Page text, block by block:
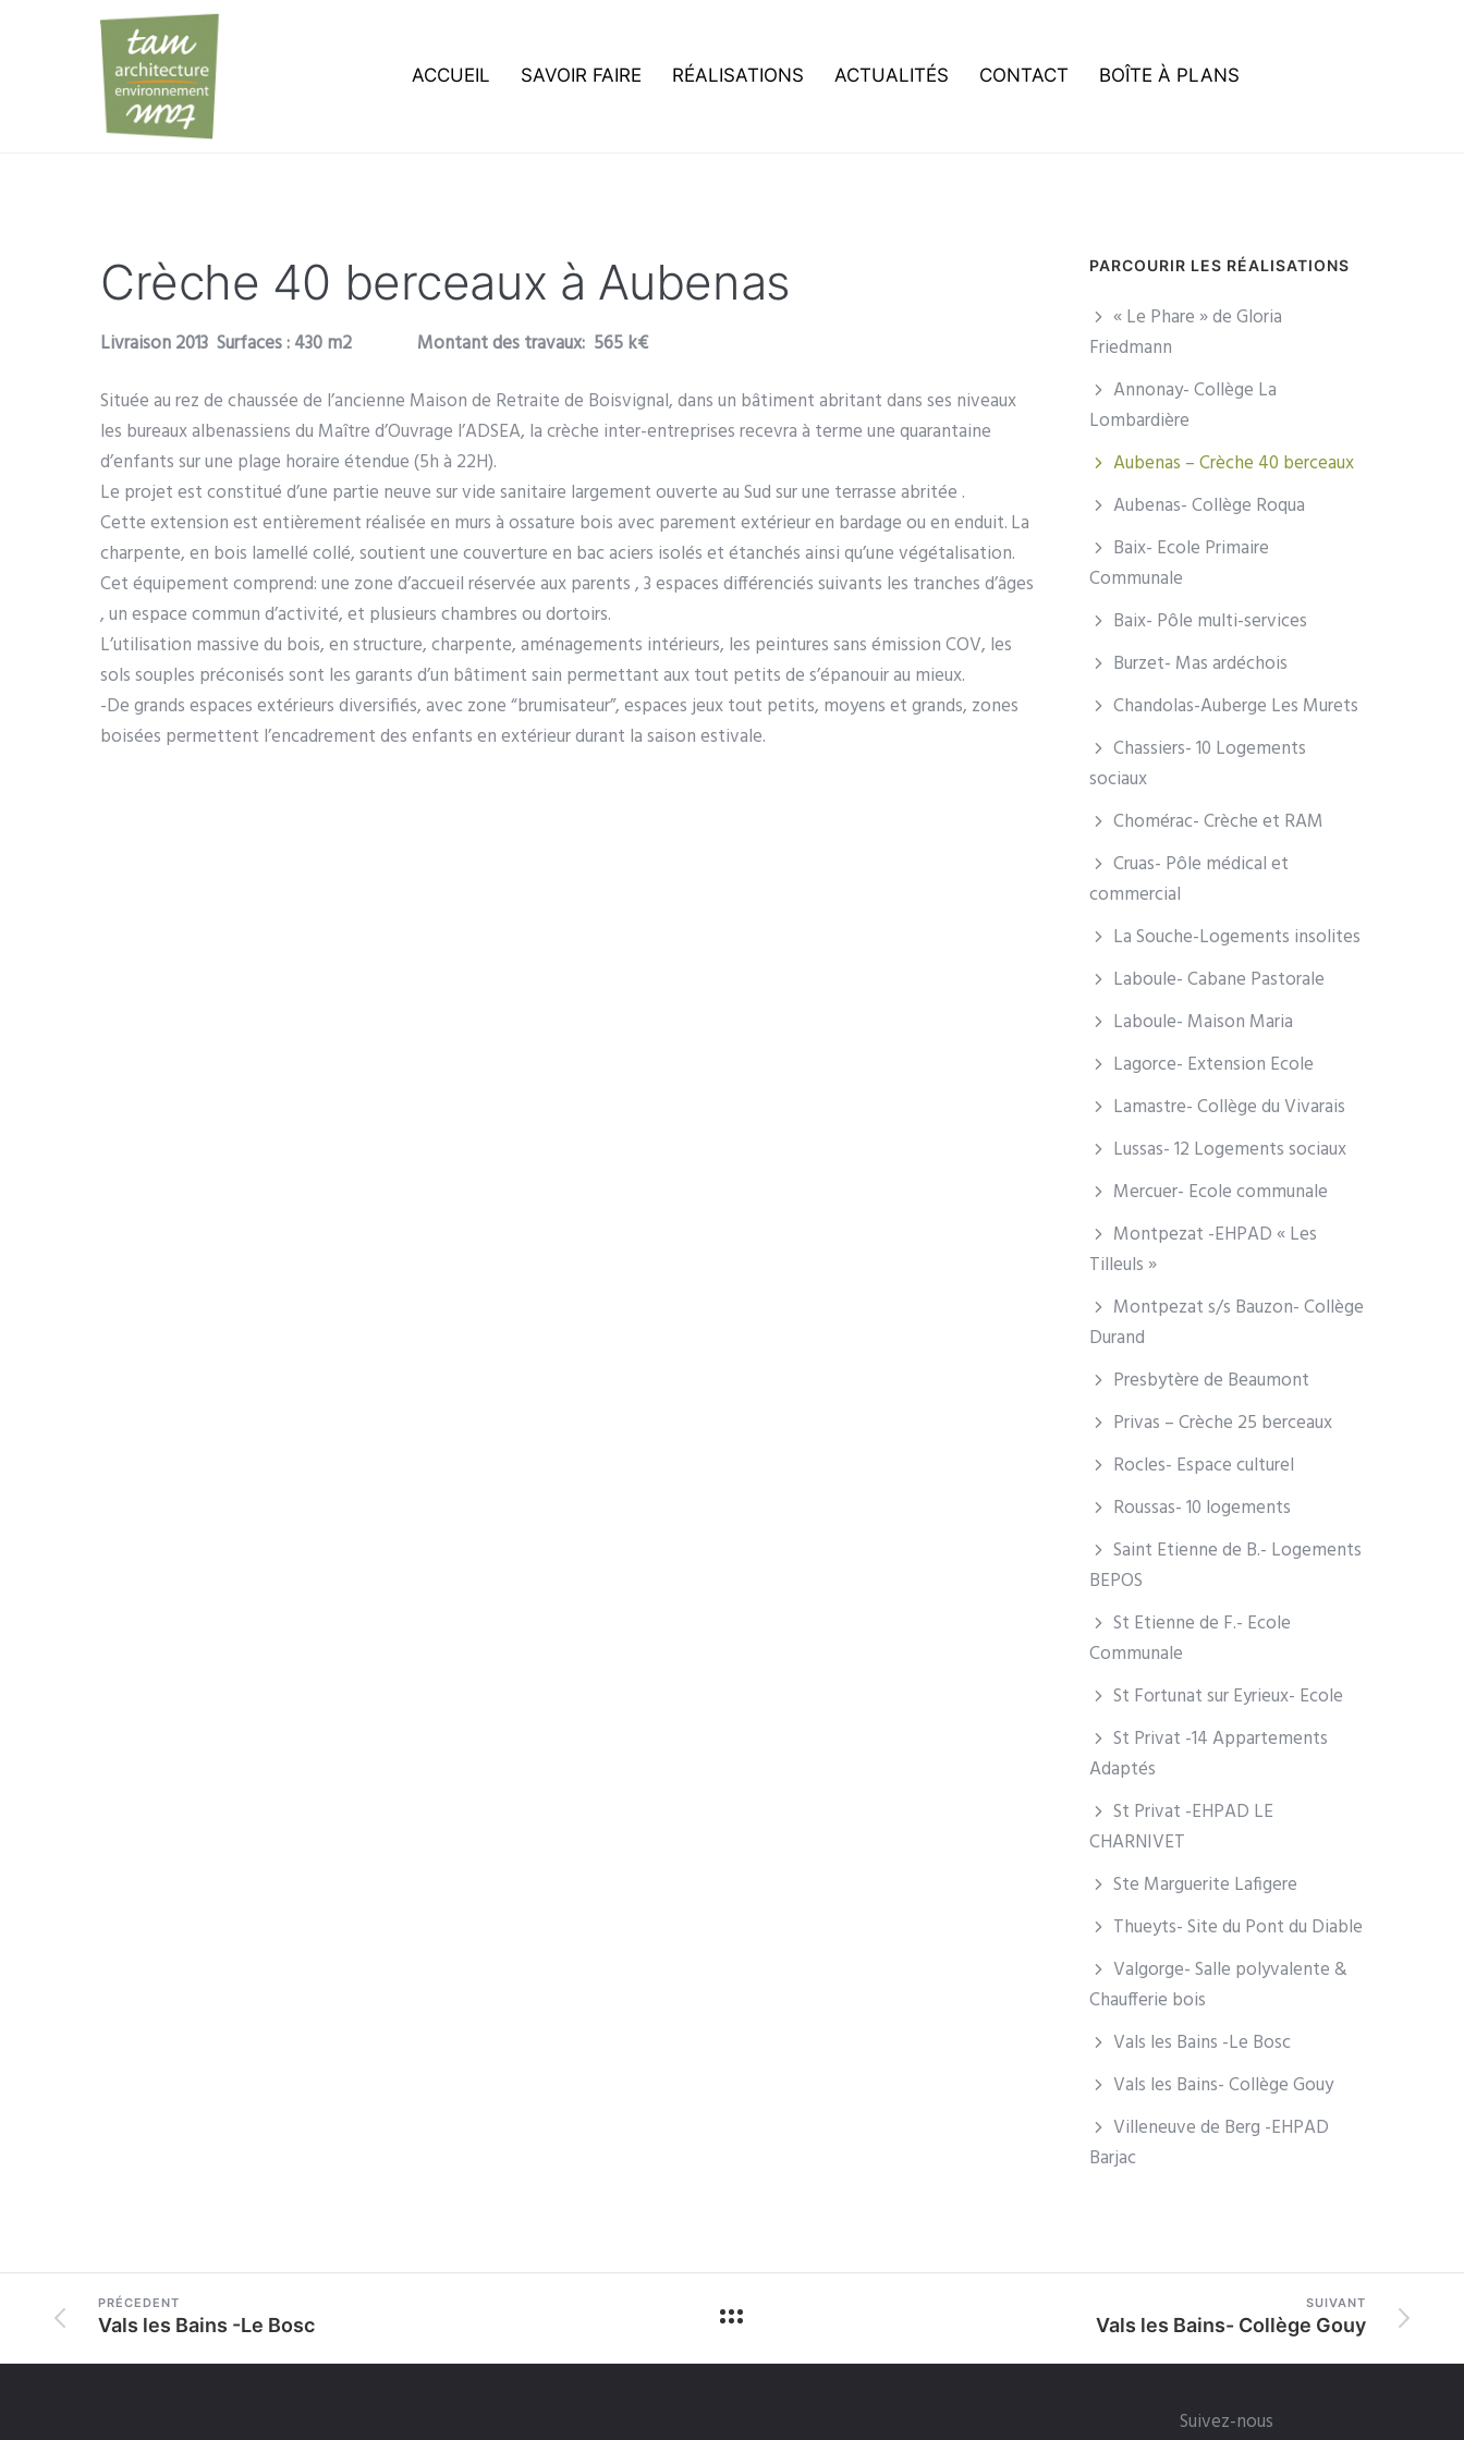
ACCUEIL SAVOIR FAIRE RÉALISATIONS ACTUALITÉS CONTACT BOÎTE À PLANS
Crèche 40 berceaux à Aubenas
Livraison 2013 Surfaces : 430 m2 Montant des travaux: 565 k€
Située au rez de chaussée de l’ancienne Maison de Retraite de Boisvignal, dans un bâtiment abritant dans ses niveaux
les bureaux albenassiens du Maître d’Ouvrage l’ADSEA, la crèche inter-entreprises recevra à terme une quarantaine
d’enfants sur une plage horaire étendue (5h à 22H).
Le projet est constitué d’une partie neuve sur vide sanitaire largement ouverte au Sud sur une terrasse abritée .
Cette extension est entièrement réalisée en murs à ossature bois avec parement extérieur en bardage ou en enduit. La
charpente, en bois lamellé collé, soutient une couverture en bac aciers isolés et étanchés ainsi qu’une végétalisation.
Cet équipement comprend: une zone d’accueil réservée aux parents , 3 espaces différenciés suivants les tranches d’âges
, un espace commun d’activité, et plusieurs chambres ou dortoirs.
L’utilisation massive du bois, en structure, charpente, aménagements intérieurs, les peintures sans émission COV, les
sols souples préconisés sont les garants d’un bâtiment sain permettant aux tout petits de s’épanouir au mieux.
-De grands espaces extérieurs diversifiés, avec zone “brumisateur”, espaces jeux tout petits, moyens et grands, zones
boisées permettent l’encadrement des enfants en extérieur durant la saison estivale.
PARCOURIR LES RÉALISATIONS
« Le Phare » de Gloria
Friedmann
Annonay- Collège La
Lombardière
Aubenas – Crèche 40 berceaux
Aubenas- Collège Roqua
Baix- Ecole Primaire
Communale
Baix- Pôle multi-services
Burzet- Mas ardéchois
Chandolas-Auberge Les Murets
Chassiers- 10 Logements
sociaux
Chomérac- Crèche et RAM
Cruas- Pôle médical et
commercial
La Souche-Logements insolites
Laboule- Cabane Pastorale
Laboule- Maison Maria
Lagorce- Extension Ecole
Lamastre- Collège du Vivarais
Lussas- 12 Logements sociaux
Mercuer- Ecole communale
Montpezat -EHPAD « Les
Tilleuls »
Montpezat s/s Bauzon- Collège
Durand
Presbytère de Beaumont
Privas – Crèche 25 berceaux
Rocles- Espace culturel
Roussas- 10 logements
Saint Etienne de B.- Logements
BEPOS
St Etienne de F.- Ecole
Communale
St Fortunat sur Eyrieux- Ecole
St Privat -14 Appartements
Adaptés
St Privat -EHPAD LE
CHARNIVET
Ste Marguerite Lafigere
Thueyts- Site du Pont du Diable
Valgorge- Salle polyvalente &
Chaufferie bois
Vals les Bains -Le Bosc
Vals les Bains- Collège Gouy
Villeneuve de Berg -EHPAD
Barjac
PRÉCEDENT
Vals les Bains -Le Bosc
SUIVANT
Vals les Bains- Collège Gouy
Suivez-nous